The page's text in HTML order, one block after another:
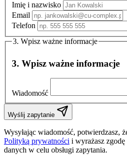
Imię i nazwisko
Email
Telefon
3. Wpisz ważne informacje
3. Wpisz ważne informacje
Wiadomość
Wyślij zapytanie
Wysyłając wiadomość, potwierdzasz,
Polityką prywatności i wyrażasz
danych w celu obsługi zapytania.